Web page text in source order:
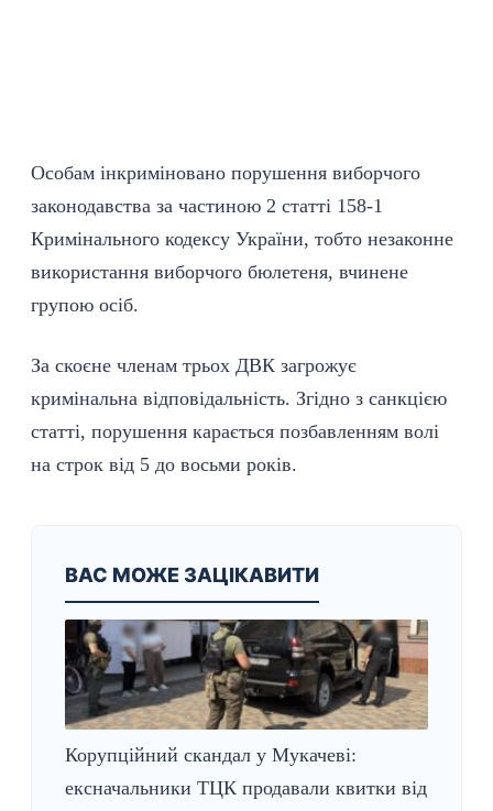
Особам інкриміновано порушення виборчого
законодавства за частиною 2 статті 158-1
Кримінального кодексу України, тобто незаконне
використання виборчого бюлетеня, вчинене
групою осіб.
За скоєне членам трьох ДВК загрожує
кримінальна відповідальність. Згідно з санкцією
статті, порушення карається позбавленням волі
на строк від 5 до восьми років.
ВАС МОЖЕ ЗАЦІКАВИТИ
Корупційний скандал у Мукачеві:
ексначальники ТЦК продавали квитки від